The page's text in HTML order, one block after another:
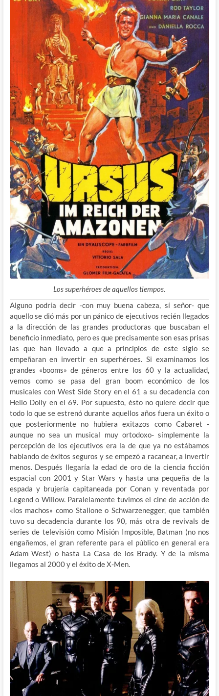
Los superhéroes de aquellos tiempos.
Alguno podría decir -con muy buena cabeza, sí señor- que
aquello se dió más por un pánico de ejecutivos recién llegados
a la dirección de las grandes productoras que buscaban el
beneficio inmediato, pero es que precisamente son esas prisas
las que han llevado a que a principios de este siglo se
empeñaran en invertir en superhéroes. Si examinamos los
grandes «booms» de géneros entre los 60 y la actualidad,
vemos como se pasa del gran boom económico de los
musicales con West Side Story en el 61 a su decadencia con
Hello Dolly en el 69. Por supuesto, ésto no quiere decir que
todo lo que se estrenó durante aquellos años fuera un éxito o
que posteriormente no hubiera exitazos como Cabaret -
aunque no sea un musical muy ortodoxo- simplemente la
percepción de los ejecutivos era la de que ya no estábamos
hablando de éxitos seguros y se empezó a racanear, a invertir
menos. Después llegaría la edad de oro de la ciencia ficción
espacial con 2001 y Star Wars y hasta una pequeña de la
espada y brujería capitaneada por Conan y reventada por
Legend o Willow. Paralelamente tuvimos el cine de acción de
«los machos» como Stallone o Schwarzenegger, que también
tuvo su decadencia durante los 90, más otra de revivals de
series de televisión como Misión Imposible, Batman (no nos
engañemos, el gran referente para el público en general era
Adam West) o hasta La Casa de los Brady. Y de la misma
llegamos al 2000 y el éxito de X-Men.